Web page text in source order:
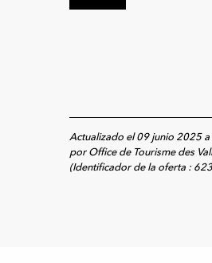
Actualizado el 09 junio 2025
por Office de Tourisme des
(Identificador de la oferta :